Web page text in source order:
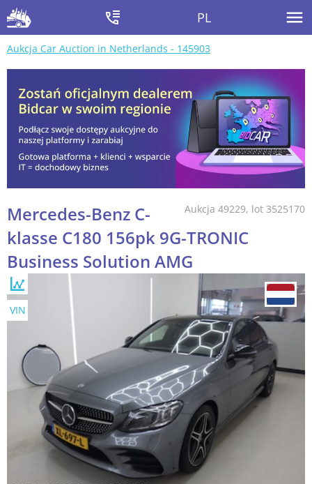
PL
Aukcja Car Auction in Netherlands - 145903
Aukcja 49229, lot 3525170
Mercedes-Benz C-
klasse C180 156pk 9G-TRONIC
Business Solution AMG
VIN